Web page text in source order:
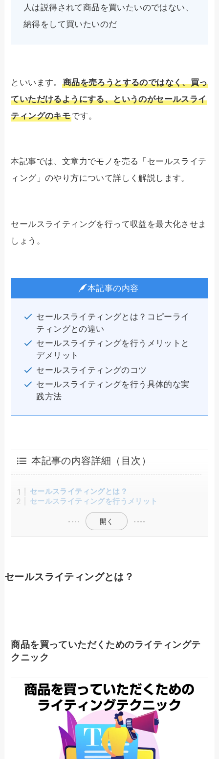
人は説得されて商品を買いたいのではない、
納得をして買いたいのだ
といいます。 商品を売ろうとするのではなく、買っ
ていただけるようにする、というのがセールスライ
ティングのキモです。
本記事では、文章力でモノを売る「セールスライテ
ィング」のやり方について詳しく解説します。
セールスライティングを行って収益を最大化させま
しょう。
本記事の内容
セールスライティングとは？コピーライ
ティングとの違い
セールスライティングを行うメリットと
デメリット
セールスライティングのコツ
セールスライティングを行う具体的な実
践方法
本記事の内容詳細（目次）
セールスライティングとは？
セールスライティングを行うメリット
開く
セールスライティングとは？
商品を買っていただくためのライティングテ
クニック